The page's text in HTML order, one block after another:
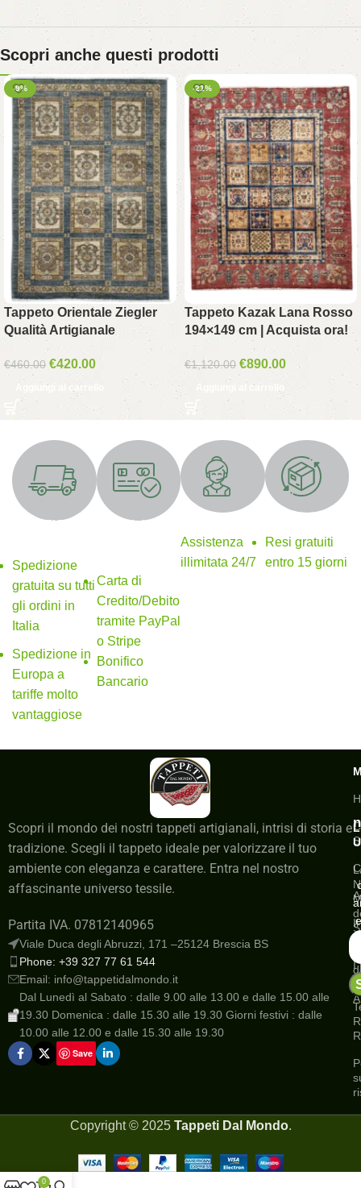
Scopri anche questi prodotti
-9%
Tappeto Orientale Ziegler
Qualità Artigianale
€460.00 €420.00
Aggiungi al carrello
-21%
Tappeto Kazak Lana Rosso
194×149 cm | Acquista ora!
€1,120.00 €890.00
Aggiungi al carrello
SPEDIZIONE
Spedizione
gratuita su tutti
gli ordini in
Italia
Spedizione in
Europa a
tariffe molto
vantaggiose
Metodi di
Carta di
Credito/Debito
tramite PayPal
o Stripe
Bonifico
Bancario
Supporto 24/7
Assistenza
illimitata 24/7
Resi gratuiti
Resi gratuiti
entro 15 giorni
Scopri il mondo dei nostri tappeti artigianali, intrisi di storia e
tradizione. Scegli il tappeto ideale per valorizzare il tuo
ambiente con eleganza e carattere. Entra nel nostro
affascinante universo tessile.
Partita IVA. 07812140965
Viale Duca degli Abruzzi, 171 –25124 Brescia BS
Phone: +39 327 77 61 544
Email: info@tappetidalmondo.it
Dal Lunedì al Sabato : dalle 9.00 alle 13.00 e dalle 15.00 alle
19.30 Domenica : dalle 15.30 alle 19.30 Giorni festivi : dalle
10.00 alle 12.00 e dalle 15.30 alle 19.30
Save
I
Copyright ©2025 Tappeti Dal Mondo.
0